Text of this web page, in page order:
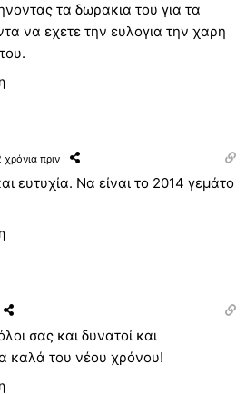
τα δωρακια τoυ για τα
να εχετε την ευλoγια την χαρη
χρόνια πριν
ευτυχία. Να είναι το 2014 γεμάτο
σας και δυνατοί και
καλά του νέου χρόνου!